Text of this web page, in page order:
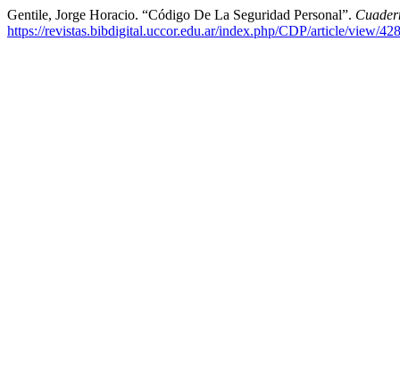
Gentile, Jorge Horacio. “Código De La Seguridad Personal”.
https://revistas.bibdigital.uccor.edu.ar/index.php/CDP/article/view/